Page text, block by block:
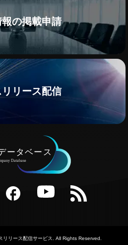
の掲載申請
リース配信
RSS
リリース配信サービス. All Rights Reserved.